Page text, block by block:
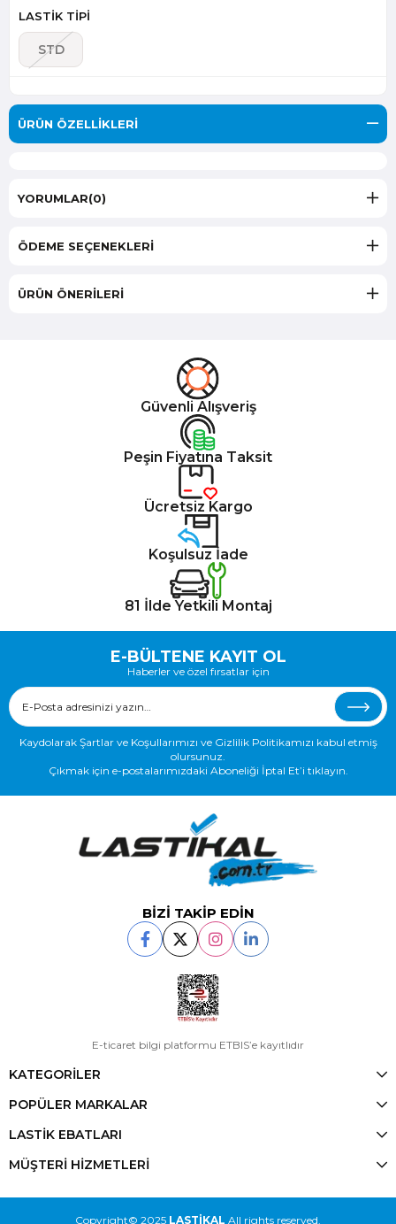
LASTİK TİPİ
STD
ÜRÜN ÖZELLIKLERI
YORUMLAR(0)
ÖDEME SEÇENEKLERI
ÜRÜN ÖNERILERI
Güvenli Alışveriş
Peşin Fiyatına Taksit
Ücretsiz Kargo
Koşulsuz İade
81 İlde Yetkili Montaj
E-BÜLTENE KAYIT OL
Haberler ve özel fırsatlar için
Kaydolarak Şartlar ve Koşullarımızı ve Gizlilik Politikamızı kabul etmiş
olursunuz.
Çıkmak için e-postalarımızdaki Aboneliği İptal Et’i tıklayın.
BİZİ TAKİP EDİN
E-ticaret bilgi platformu ETBIS’e kayıtlıdır
KATEGORİLER
POPÜLER MARKALAR
LASTİK EBATLARI
MÜŞTERİ HİZMETLERİ
Copyright© 2025 LASTİKAL All rights reserved.